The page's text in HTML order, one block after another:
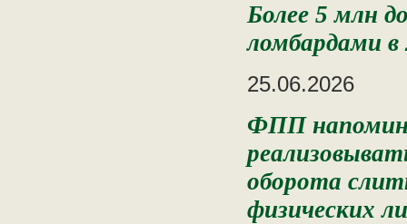
Более 5 млн
ломбардами в
25.06.2026
ФПП
оборота
физических